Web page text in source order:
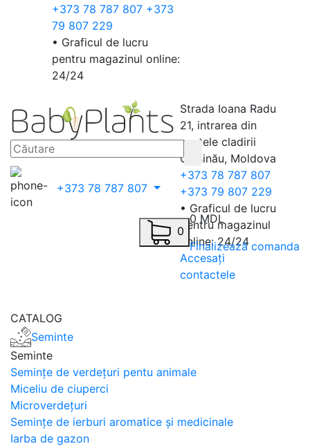
+373 78 787 807 +373
79 807 229
• Graficul de lucru
pentru magazinul online:
24/24
Strada Ioana Radu
21, intrarea din
spatele cladirii
Chișinău, Moldova
+373 78 787 807
+373 79 807 229
• Graficul de lucru
pentru magazinul
online: 24/24
Accesați
contactele
+373 78 787 807
0
0 MDL
Finalizează comanda
CATALOG
Seminte
Seminte
Semințe de verdețuri pentu animale
Miceliu de ciuperci
Microverdețuri
Semințe de ierburi aromatice și medicinale
Iarba de gazon